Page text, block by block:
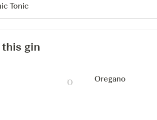
Tonic
gin
Oregano